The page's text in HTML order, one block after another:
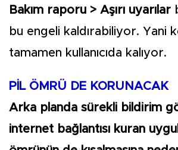
Bakım raporu > Aşırı uyarılar
bu engeli kaldırabiliyor. Yani
tamamen kullanıcıda kalıyor.
PİL ÖMRÜ DE KORUNACAK
Arka planda sürekli bildirim
internet bağlantısı kuran